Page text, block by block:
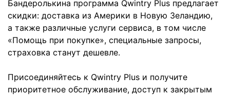
Бандеролькина программа Qwintry Plus предлагает
скидки: доставка из Америки в Новую Зеландию,
а также различные услуги сервиса, в том числе
«Помощь при покупке», специальные запросы,
страховка станут дешевле.
Присоединяйтесь к Qwintry Plus и получите
приоритетное обслуживание, доступ к закрытым